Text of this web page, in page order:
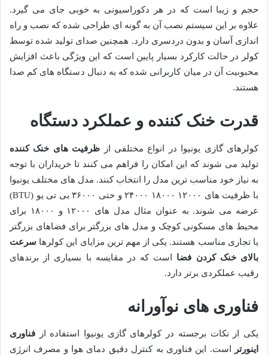
حجم و زیبا است که در هر دکوراسیونی به خوبی جای می گیرد.
علاوه بر این سیستم نصب آن به گونه ای طراحی شده که نصب و راه
اندازی آسان و بدون دردسری دارد. همچنین صدای تولید شده توسط
کولر در حالت کارکرد بسیار پایین است که این ویژگی باعث افزایش
محبوبیت آن در میان کاربرانی شده که به دنبال دستگاه های کم صدا
هستند.
قدرت خنک کننده و عملکرد دستگاه
کولرهای گازی یونیوا در انواع مختلفی از ظرفیت های خنک کننده
تولید می شوند که این امکان را فراهم می کنند تا خریداران با توجه
به نیاز خود مناسب ترین مدل را انتخاب کنند. مدل های مختلف یونیوا
با ظرفیت های ۱۲۰۰۰ ۱۸۰۰۰ ۲۴۰۰۰ و حتی ۳۶۰۰۰ بی تی یو (BTU)
عرضه می شوند. به عنوان مثال مدل های ۱۲۰۰۰ و ۱۸۰۰۰ برای
محیط های مسکونی کوچک و مدل های بزرگتر برای فضاهای بزرگتر
یا تجاری مناسب هستند. یکی از مهم ترین مزایای این کولرها سرعت
بالای خنک کردن فضا است که در مقایسه با بسیاری از برندهای
رقیب عملکردی برتر دارد.
فناوری های نوآورانه
یکی از نکات برجسته در کولرهای گازی یونیوا استفاده از فناوری
اینورتر
است. این فناوری به کنترل دقیق دمای هوا و مصرف انرژی